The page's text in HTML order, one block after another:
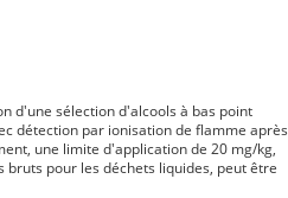
d'une sélection d'alcools à bas point
détection par ionisation de flamme après
une limite d'application de 20 mg/kg,
pour les déchets liquides, peut être